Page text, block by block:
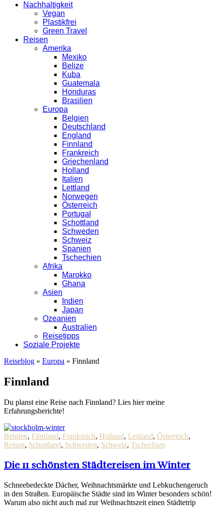
Nachhaltigkeit
Vegan
Plastikfrei
Green Travel
Reisen
Amerika
Mexiko
Belize
Kuba
Guatemala
Honduras
Brasilien
Europa
Belgien
Deutschland
England
Finnland
Frankreich
Griechenland
Holland
Italien
Lettland
Norwegen
Österreich
Portugal
Schottland
Schweden
Schweiz
Spanien
Tschechien
Afrika
Marokko
Ghana
Asien
Indien
Japan
Ozeanien
Australien
Reisetipps
Soziale Projekte
Reiseblog » Europa » Finnland
Finnland
Du planst eine Reise nach Finnland? Lies hier meine
Erfahrungsberichte!
Belgien, Finnland, Frankreich, Holland, Lettland, Österreich,
Reisen, Schottland, Schweden, Schweiz, Tschechien
Die 11 schönsten Städtereisen im Winter
Schneebedeckte Dächer, Weihnachtsmärkte und Lebkuchengeruch
in den Straßen. Europäische Städte sind im Winter besonders schön!
Warum also nicht auch mal zur Weihnachtszeit einen Städtetrip